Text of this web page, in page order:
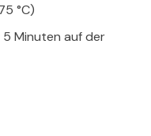
°C)
5 Minuten auf der